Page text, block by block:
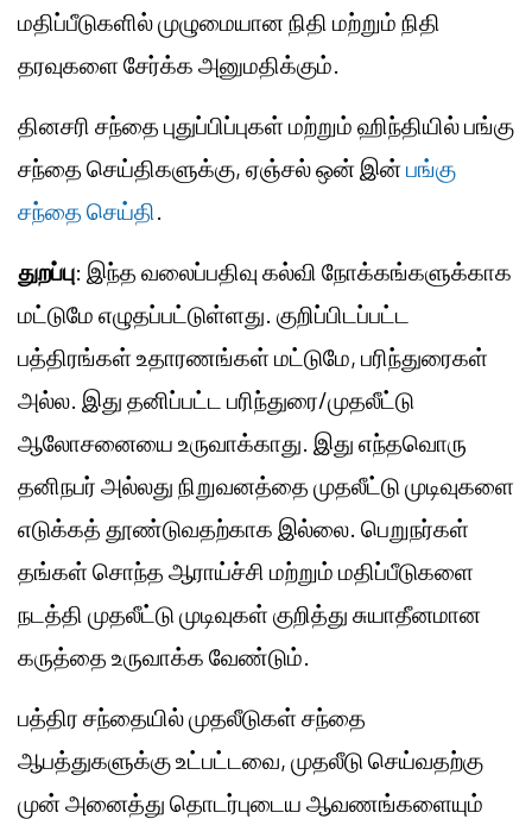
மதிப்பீடுகளில் முழுமையான நிதி மற்றும் நிதி
தரவுகளை சேர்க்க அனுமதிக்கும்.
தினசரி சந்தை புதுப்பிப்புகள் மற்றும் ஹிந்தியில் பங்கு
சந்தை செய்திகளுக்கு, ஏஞ்சல் ஒன் இன்பங்கு
சந்தை செய்தி.
துறப்பு: இந்த வலைப்பதிவு கல்வி நோக்கங்களுக்காக
மட்டுமே எழுதப்பட்டுள்ளது. குறிப்பிடப்பட்ட
பத்திரங்கள் உதாரணங்கள் மட்டுமே, பரிந்துரைகள்
அல்ல. இது தனிப்பட்ட பரிந்துரை/முதலீட்டு
ஆலோசனையை உருவாக்காது. இது எந்தவொரு
தனிநபர் அல்லது நிறுவனத்தை முதலீட்டு முடிவுகளை
எடுக்கத் தூண்டுவதற்காக இல்லை. பெறுநர்கள்
தங்கள் சொந்த ஆராய்ச்சி மற்றும் மதிப்பீடுகளை
நடத்தி முதலீட்டு முடிவுகள் குறித்து சுயாதீனமான
கருத்தை உருவாக்க வேண்டும்.
பத்திர சந்தையில் முதலீடுகள் சந்தை
ஆபத்துகளுக்கு உட்பட்டவை, முதலீடு செய்வதற்கு
முன் அனைத்து தொடர்புடைய ஆவணங்களையும்